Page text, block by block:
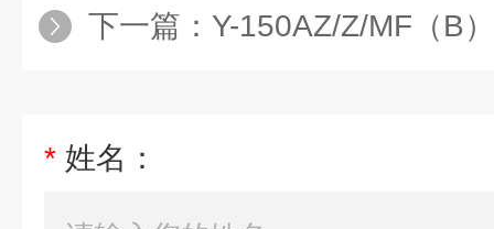
下一篇： Y-150AZ/Z/MF（B
* 姓名：